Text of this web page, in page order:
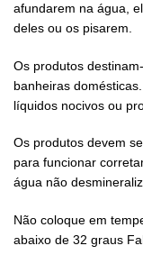
afundarem na água,
deles ou os pisarem.
Os produtos
banheiras
líquidos nocivos ou
Os produtos devem
para funcionar
água não
Não coloque em
abaixo de 32 graus